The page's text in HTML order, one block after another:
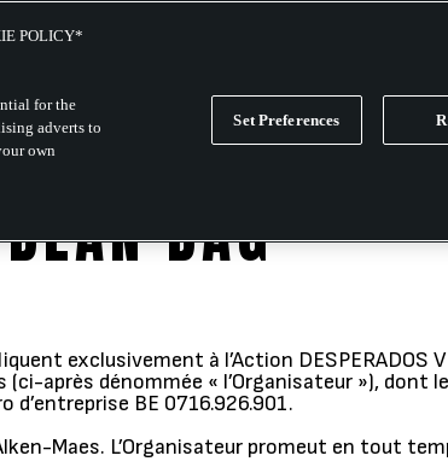
CAMPAIGNS
BAG
exclusivement à l’Action DESPERADOS
(ci-après dénommée « l’Organisateur »), dont
BE 0716.926.901.
Maes. L’Organisateur promeut en tout
POLICY*
for the
adverts to
own
Set Preferences